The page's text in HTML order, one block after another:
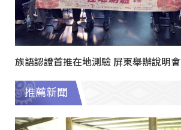
族語認證首推在地測驗 屏東舉辦說明會
推薦新聞